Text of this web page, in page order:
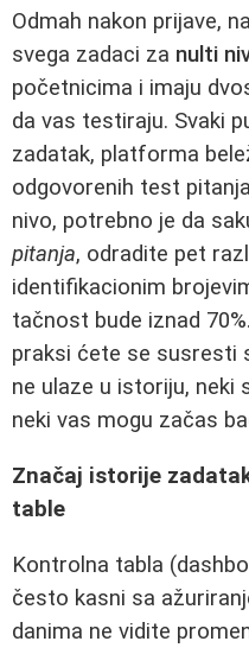
Odmah nakon prijave,
svega zadaci za nulti
početnicima i imaju
da vas testiraju. Svaki
zadatak, platforma
odgovorenih test
nivo, potrebno je da
pitanja, odradite pet
identifikacionim
tačnost bude iznad
praksi ćete se susresti
ne ulaze u istoriju, neki
neki vas mogu začas
Značaj istorije
table
Kontrolna tabla
često kasni sa
danima ne vidite